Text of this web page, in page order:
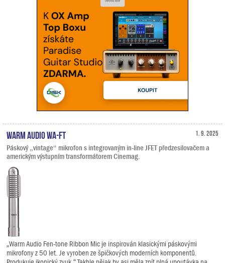
1. 9. 2025
Warm Audio WA-FT
Páskový „vintage“ mikrofon s integrovaným in-line JFET předzesilovačem a
americkým výstupním transformátorem Cinemag.
„Warm Audio Fen-tone Ribbon Mic je inspirován klasickými páskovými
mikrofony z 50 let. Je vyroben ze špičkových moderních komponentů.